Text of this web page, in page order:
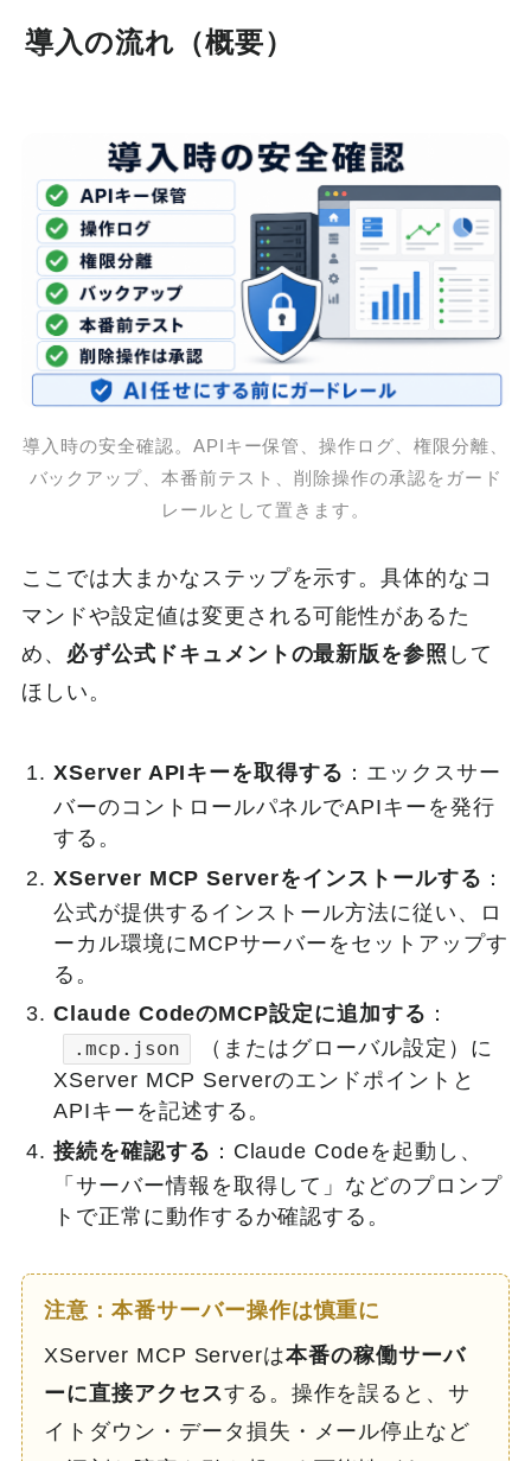
導入の流れ（概要）
導入時の安全確認。APIキー保管、操作ログ、権限分離、
バックアップ、本番前テスト、削除操作の承認をガード
レールとして置きます。
ここでは大まかなステップを示す。具体的なコ
マンドや設定値は変更される可能性があるた
め、 必ず公式ドキュメントの最新版を参照 して
ほしい。
XServer APIキーを取得する ：エックスサー
バーのコントロールパネルでAPIキーを発行
する。
XServer MCP Serverをインストールする ：
公式が提供するインストール方法に従い、ロ
ーカル環境にMCPサーバーをセットアップす
る。
Claude CodeのMCP設定に追加する ：
.mcp.json
（またはグローバル設定）に
XServer MCP Serverのエンドポイントと
APIキーを記述する。
接続を確認する ：Claude Codeを起動し、
「サーバー情報を取得して」などのプロンプ
トで正常に動作するか確認する。
注意：本番サーバー操作は慎重に
XServer MCP Serverは本番の稼働サーバ
ーに直接アクセスする。操作を誤ると、サ
イトダウン・データ損失・メール停止など